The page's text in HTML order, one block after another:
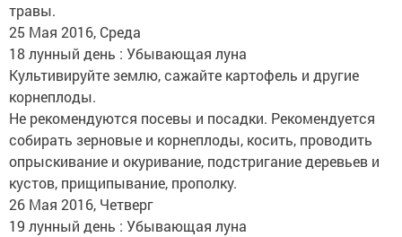
травы.
25 Мая 2016, Среда
18 лунный день : Убывающая луна
Культивируйте землю, сажайте картофель и другие
корнеплоды.
Не рекомендуются посевы и посадки. Рекомендуется
собирать зерновые и корнеплоды, косить, проводить
опрыскивание и окуривание, подстригание деревьев и
кустов, прищипывание, прополку.
26 Мая 2016, Четверг
19 лунный день : Убывающая луна